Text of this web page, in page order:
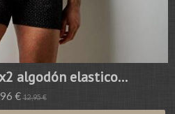
algodón elastico...
€12,95 €